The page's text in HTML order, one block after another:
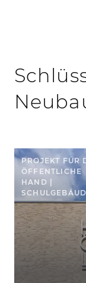
PROJEKT FÜR
ÖFFENTLICHE
HAND |